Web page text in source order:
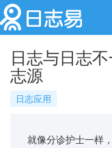
日志与日志
志源
日志应用
就像分诊护士一样